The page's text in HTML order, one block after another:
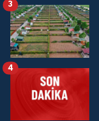
3
4